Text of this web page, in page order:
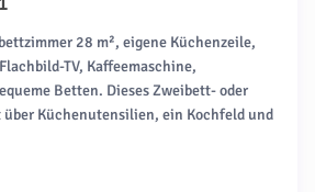
28 m², eigene Küchenzeile,
TV, Kaffeemaschine,
Betten. Dieses Zweibett- oder
über Küchenutensilien, ein Kochfeld und